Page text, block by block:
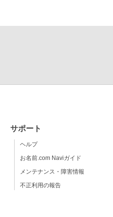
サポート
ヘルプ
お名前.com Naviガイド
メンテナンス・障害情報
不正利用の報告